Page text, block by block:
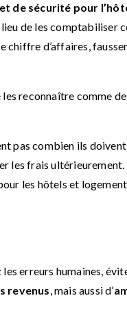
de sécurité pour
de les comptabiliser
chiffre d’affaires,
les reconnaître comme
pas combien ils
les frais ultérieurement.
les hôtels et
erreurs humaines,
revenus, mais aussi d’